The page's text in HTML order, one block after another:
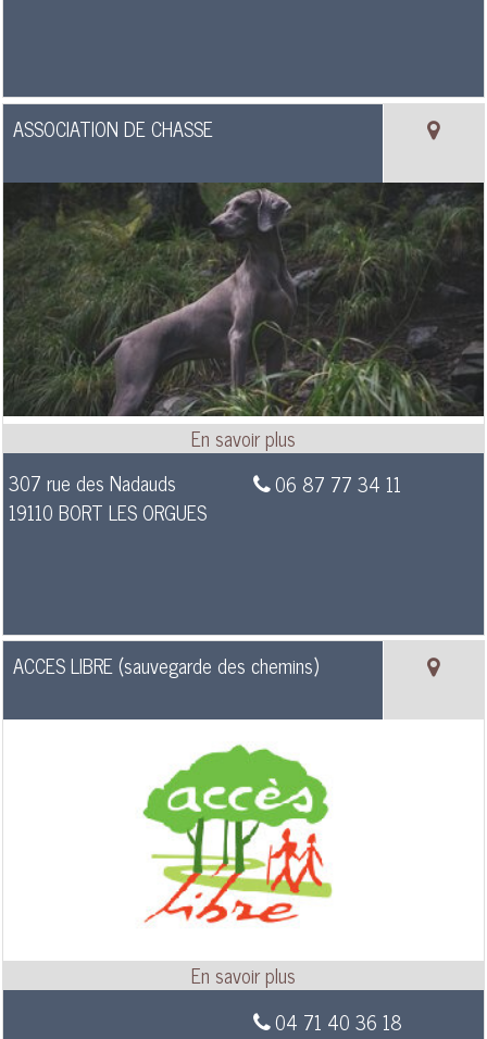
ASSOCIATION DE CHASSE
307 rue des Nadauds
19110 BORT LES ORGUES
06 87 77 34 11
ACCES LIBRE (sauvegarde des chemins)
04 71 40 36 18